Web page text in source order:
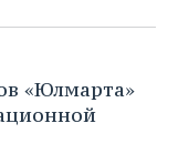
«Юлмарта»